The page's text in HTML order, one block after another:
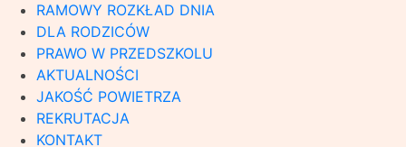
RAMOWY ROZKŁAD DNIA
DLA RODZICÓW
PRAWO W PRZEDSZKOLU
AKTUALNOŚCI
JAKOŚĆ POWIETRZA
REKRUTACJA
KONTAKT